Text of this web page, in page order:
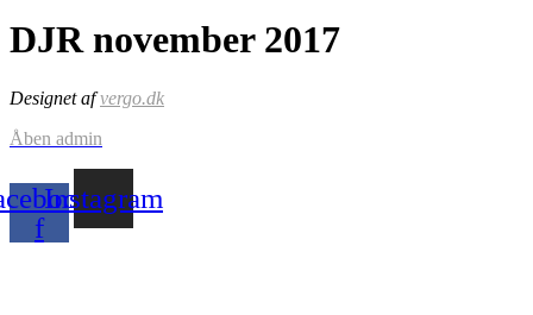
DJR november 2017
Designet afvergo.dk
Åben admin
f
Instagram